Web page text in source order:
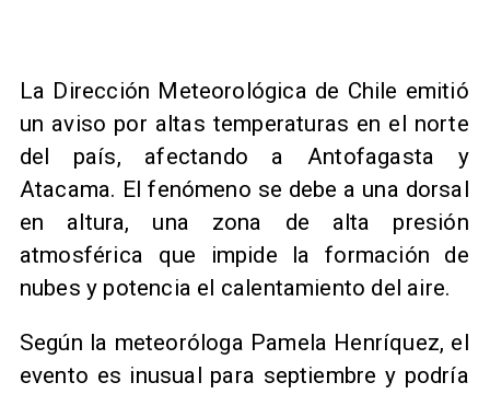
​La Dirección Meteorológica de Chile emitió
un aviso por altas temperaturas en el norte
del país, afectando a Antofagasta y
Atacama. El fenómeno se debe a una dorsal
en altura, una zona de alta presión
atmosférica que impide la formación de
nubes y potencia el calentamiento del aire.
Según la meteoróloga Pamela Henríquez, el
evento es inusual para septiembre y podría